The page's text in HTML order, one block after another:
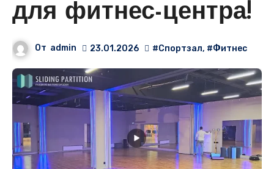
для фитнес-центра!
От admin 23.01.2026 #Спортзал, #Фитнес